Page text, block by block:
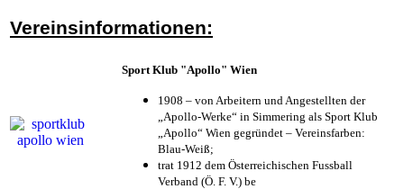
Vereinsinformationen:
Sport Klub "Apollo" Wien
1908 – von Arbeitern und Angestellten der
„Apollo-Werke“ in Simmering als Sport Klub
„Apollo“ Wien gegründet – Vereinsfarben:
Blau-Weiß;
trat 1912 dem Österreichischen Fussball
Verband (Ö. F. V.) be